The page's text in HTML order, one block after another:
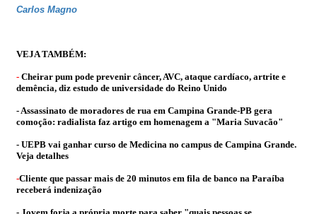
Carlos Magno
VEJA TAMBÉM:
- Cheirar pum pode prevenir câncer, AVC, ataque cardíaco, artrite e
demência, diz estudo de universidade do Reino Unido
- Assassinato de moradores de rua em Campina Grande-PB gera
comoção: radialista faz artigo em homenagem a "Maria Suvacão"
- UEPB vai ganhar curso de Medicina no campus de Campina Grande.
Veja detalhes
-Cliente que passar mais de 20 minutos em fila de banco na Paraíba
receberá indenização